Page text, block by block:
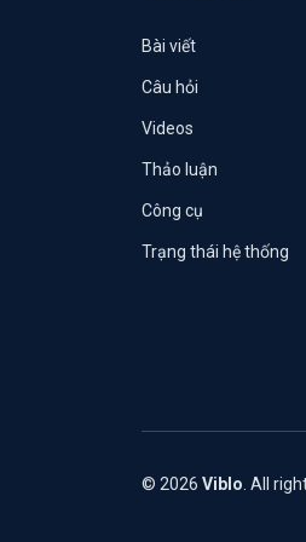
Bài viết
Câu hỏi
Videos
Thảo luận
Công cụ
Trạng thái hệ thống
© 2026 Viblo . All